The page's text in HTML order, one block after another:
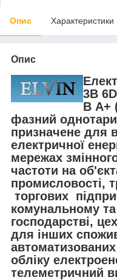
Опис Характеристики
Опис
3B
В А+
фазний
призначене для
електричної
мережах
частоти на
промисловості,
торгових
комунальному
господарстві,
для інших
обліку
телеметричний